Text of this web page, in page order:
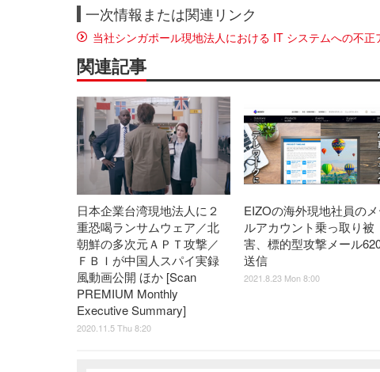
一次情報または関連リンク
当社シンガポール現地法人における IT システムへの不
関連記事
日本企業台湾現地法人に２
重恐喝ランサムウェア／北
朝鮮の多次元ＡＰＴ攻撃／
ＦＢＩが中国人スパイ実録
風動画公開 ほか [Scan
PREMIUM Monthly
Executive Summary]
2020.11.5 Thu 8:20
EIZOの海外現地社員の
ルアカウント乗っ取り被
害、標的型攻撃メール
送信
2021.8.23 Mon 8:00